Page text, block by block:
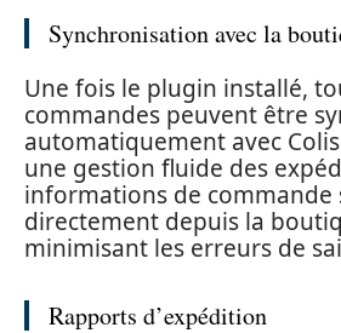
Synchronisation avec la
Une fois le plugin installé,
commandes peuvent être
automatiquement avec
une gestion fluide des
informations de commande
directement depuis la
minimisant les erreurs de
Rapports d’expédition